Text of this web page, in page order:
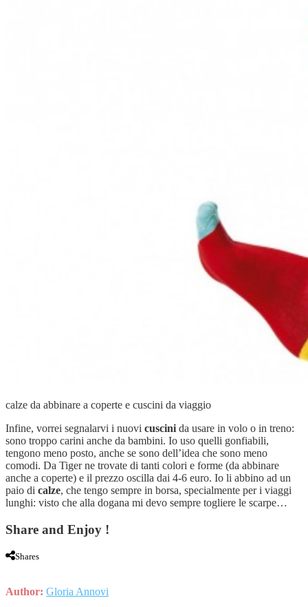
calze da abbinare a coperte e cuscini da viaggio
Infine, vorrei segnalarvi i nuovi cuscini da usare in volo o in treno:
sono troppo carini anche da bambini. Io uso quelli gonfiabili,
tengono meno posto, anche se sono dell’idea che sono meno
comodi. Da Tiger ne trovate di tanti colori e forme (da abbinare
anche a coperte) e il prezzo oscilla dai 4-6 euro. Io li abbino ad un
paio di calze, che tengo sempre in borsa, specialmente per i viaggi
lunghi: visto che alla dogana mi devo sempre togliere le scarpe…
Share and Enjoy !
Shares
Author: Gloria Annovi